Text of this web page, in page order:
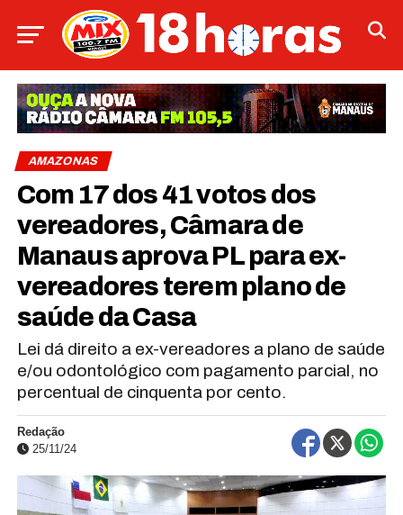
AMAZONAS
Com 17 dos 41 votos dos
vereadores, Câmara de
Manaus aprova PL para ex-
vereadores terem plano de
saúde da Casa
Lei dá direito a ex-vereadores a plano de saúde
e/ou odontológico com pagamento parcial, no
percentual de cinquenta por cento.
Redação
25/11/24